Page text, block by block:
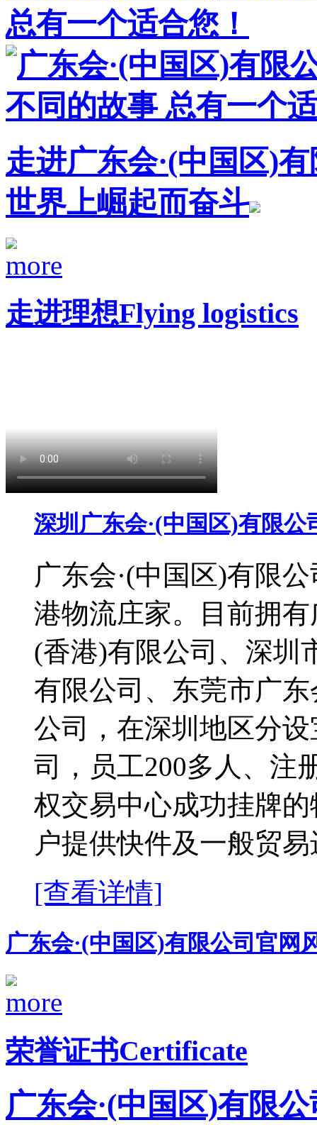
总有一个适合您！
走进广东会·(中国区)
世界上崛起而奋斗
走进理想Flying logistics
深圳广东会·(中国区)有限
广东会·(中国区)有限
港物流庄家。目前拥
(香港)有限公司、深圳
有限公司、东莞市广
公司，在深圳地区分
司，员工200多人、注
权交易中心成功挂牌
户提供快件及一般贸
[查看详情]
广东会·(中国区)有限公司官网
荣誉证书Certificate
广东会·(中国区)有限